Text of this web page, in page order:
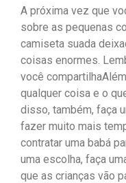
A próxima vez que
sobre as pequenas
camiseta suada
coisas enormes.
você
qualquer coisa e o
disso, também, faça
fazer muito mais
contratar uma babá
uma escolha, faça
que as crianças vão